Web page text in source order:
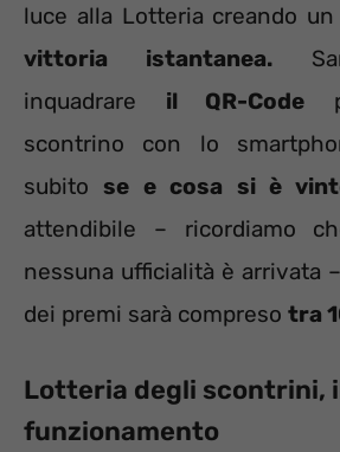
luce alla Lotteria creando
vittoria istantanea.
inquadrare il QR-Code
scontrino con lo
subito se e cosa si è
attendibile – ricordiamo
nessuna ufficialità è arrivata
dei premi sarà compreso tra
Lotteria degli scontrini,
funzionamento